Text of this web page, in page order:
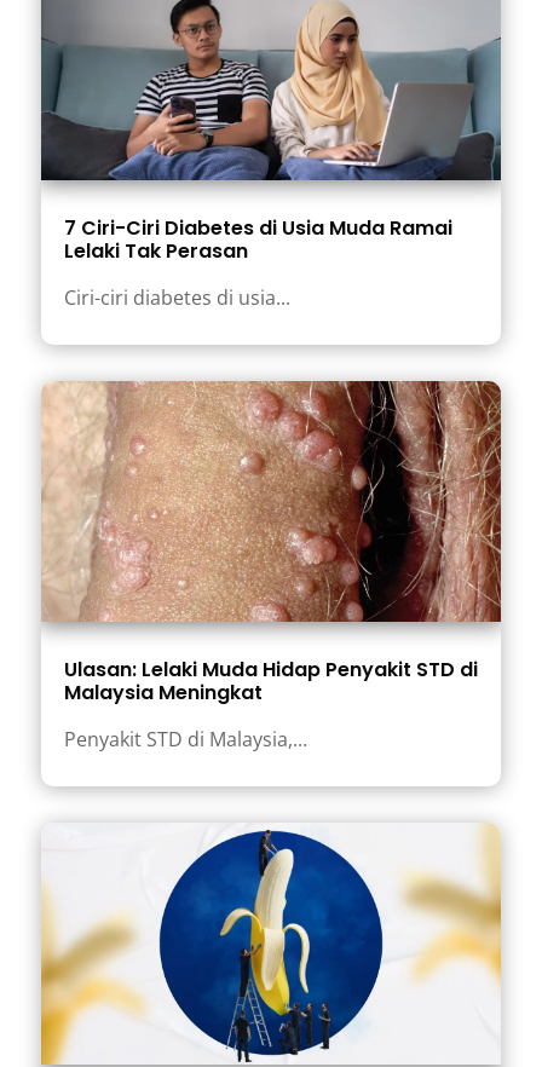
7 Ciri-Ciri Diabetes di Usia Muda Ramai
Lelaki Tak Perasan
Ciri-ciri diabetes di usia...
Ulasan: Lelaki Muda Hidap Penyakit STD di
Malaysia Meningkat
Penyakit STD di Malaysia,...